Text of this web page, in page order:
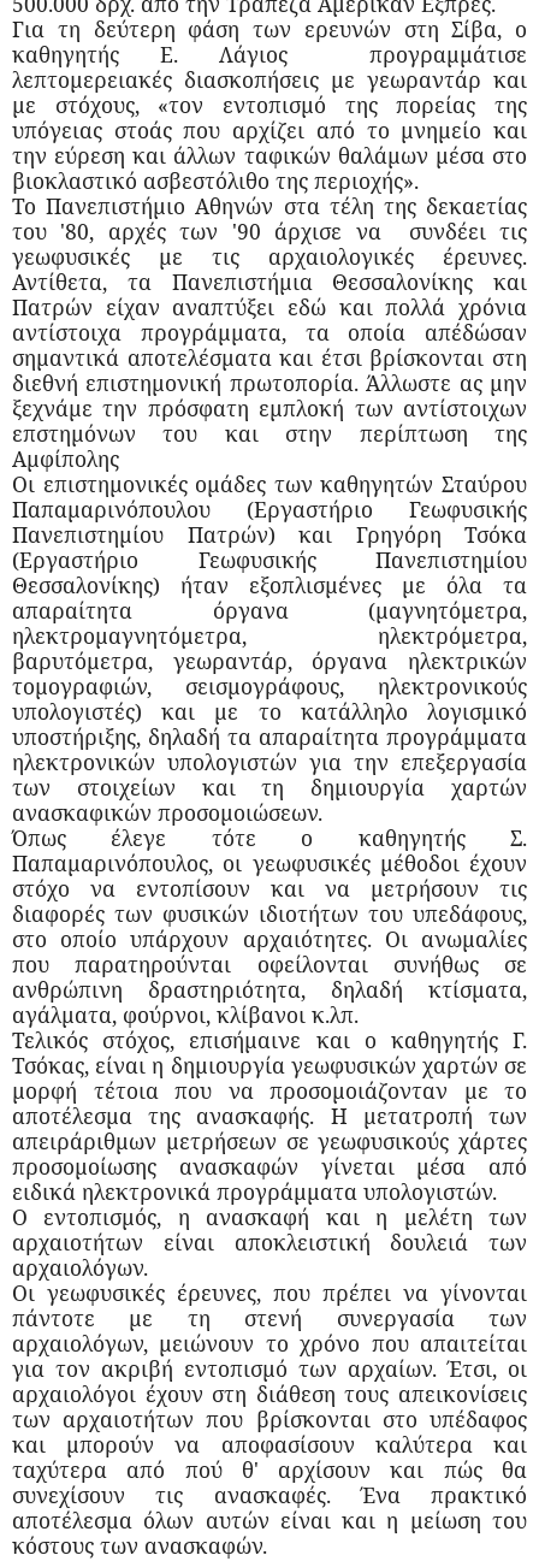
Για τη δεύτερη φάση των ερευνών στη Σίβα, ο
καθηγητής Ε. Λάγιος προγραμμάτισε
λεπτομερειακές διασκοπήσεις με γεωραντάρ και
με στόχους, «τον εντοπισμό της πορείας της
υπόγειας στοάς που αρχίζει από το μνημείο και
την εύρεση και άλλων ταφικών θαλάμων μέσα στο
βιοκλαστικό ασβεστόλιθο της περιοχής».
Το Πανεπιστήμιο Αθηνών στα τέλη της δεκαετίας
του '80, αρχές των '90 άρχισε να συνδέει τις
γεωφυσικές με τις αρχαιολογικές έρευνες.
Αντίθετα, τα Πανεπιστήμια Θεσσαλονίκης και
Πατρών είχαν αναπτύξει εδώ και πολλά χρόνια
αντίστοιχα προγράμματα, τα οποία απέδώσαν
σημαντικά αποτελέσματα και έτσι βρίσκονται στη
διεθνή επιστημονική πρωτοπορία. Άλλωστε ας μην
ξεχνάμε την πρόσφατη εμπλοκή των αντίστοιχων
επστημόνων του και στην περίπτωση της
Αμφίπολης
Οι επιστημονικές ομάδες των καθηγητών Σταύρου
Παπαμαρινόπουλου (Εργαστήριο Γεωφυσικής
Πανεπιστημίου Πατρών) και Γρηγόρη Τσόκα
(Εργαστήριο Γεωφυσικής Πανεπιστημίου
Θεσσαλονίκης) ήταν εξοπλισμένες με όλα τα
απαραίτητα όργανα (μαγνητόμετρα,
ηλεκτρομαγνητόμετρα, ηλεκτρόμετρα,
βαρυτόμετρα, γεωραντάρ, όργανα ηλεκτρικών
τομογραφιών, σεισμογράφους, ηλεκτρονικούς
υπολογιστές) και με το κατάλληλο λογισμικό
υποστήριξης, δηλαδή τα απαραίτητα προγράμματα
ηλεκτρονικών υπολογιστών για την επεξεργασία
των στοιχείων και τη δημιουργία χαρτών
ανασκαφικών προσομοιώσεων.
Όπως έλεγε τότε ο καθηγητής Σ.
Παπαμαρινόπουλος, οι γεωφυσικές μέθοδοι έχουν
στόχο να εντοπίσουν και να μετρήσουν τις
διαφορές των φυσικών ιδιοτήτων του υπεδάφους,
στο οποίο υπάρχουν αρχαιότητες. Οι ανωμαλίες
που παρατηρούνται οφείλονται συνήθως σε
ανθρώπινη δραστηριότητα, δηλαδή κτίσματα,
αγάλματα, φούρνοι, κλίβανοι κ.λπ.
Τελικός στόχος, επισήμαινε και ο καθηγητής Γ.
Τσόκας, είναι η δημιουργία γεωφυσικών χαρτών σε
μορφή τέτοια που να προσομοιάζονταν με το
αποτέλεσμα της ανασκαφής. Η μετατροπή των
απειράριθμων μετρήσεων σε γεωφυσικούς χάρτες
προσομοίωσης ανασκαφών γίνεται μέσα από
ειδικά ηλεκτρονικά προγράμματα υπολογιστών.
Ο εντοπισμός, η ανασκαφή και η μελέτη των
αρχαιοτήτων είναι αποκλειστική δουλειά των
αρχαιολόγων.
Οι γεωφυσικές έρευνες, που πρέπει να γίνονται
πάντοτε με τη στενή συνεργασία των
αρχαιολόγων, μειώνουν το χρόνο που απαιτείται
για τον ακριβή εντοπισμό των αρχαίων. Έτσι, οι
αρχαιολόγοι έχουν στη διάθεση τους απεικονίσεις
των αρχαιοτήτων που βρίσκονται στο υπέδαφος
και μπορούν να αποφασίσουν καλύτερα και
ταχύτερα από πού θ' αρχίσουν και πώς θα
συνεχίσουν τις ανασκαφές. Ένα πρακτικό
αποτέλεσμα όλων αυτών είναι και η μείωση του
κόστους των ανασκαφών.